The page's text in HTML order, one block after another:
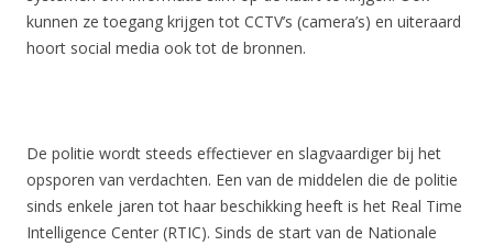
kunnen ze toegang krijgen tot CCTV’s (camera’s) en uiteraard
hoort social media ook tot de bronnen.
De politie wordt steeds effectiever en slagvaardiger bij het
opsporen van verdachten. Een van de middelen die de politie
sinds enkele jaren tot haar beschikking heeft is het Real Time
Intelligence Center (RTIC). Sinds de start van de Nationale